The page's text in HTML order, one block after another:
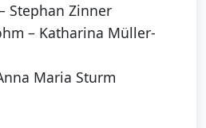
Stephan Zinner
– Katharina Müller-
Maria Sturm